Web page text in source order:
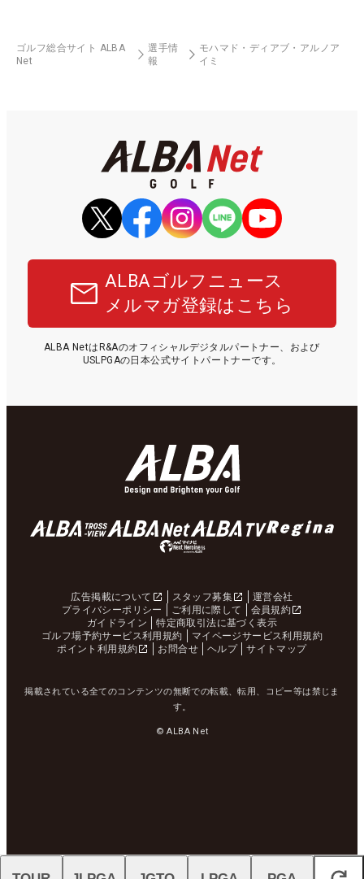
ゴルフ総合サイト ALBA
Net
選手情
報
モハマド・ディアブ・アルノア
イミ
ALBAゴルフニュース
メルマガ登録はこちら
ALBA NetはR&Aのオフィシャルデジタルパートナー、および
USLPGAの日本公式サイトパートナーです。
広告掲載について スタッフ募集
運営会社
プライバシーポリシー
ご利用に際して
会員規約
ガイドライン
特定商取引法に基づく表示
ゴルフ場予約サービス利用規約
マイページサービス利用規約
ポイント利用規約
お問合せ ヘルプ サイトマップ
掲載されている全てのコンテンツの無断での転載、転用、コピー等は禁じま
す。
© ALBA Net